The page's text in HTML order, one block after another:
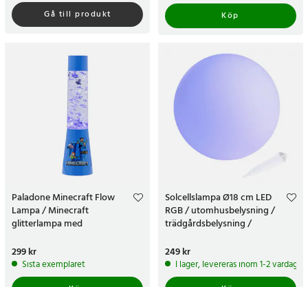
Gå till produkt
Köp
Paladone Minecraft Flow
Lampa / Minecraft
glitterlampa med
Pris:299 kr
299 kr
Sista exemplaret
Solcellslampa Ø18 cm LED
RGB / utomhusbelysning /
trädgårdsbelysning /
Pris:249 kr
249 kr
I lager, levereras inom 1-2 vardagar